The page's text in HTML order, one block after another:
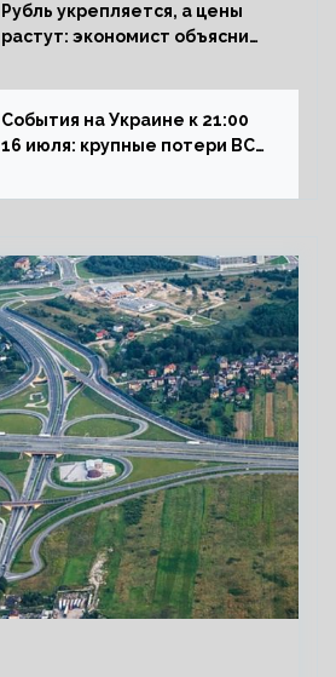
Рубль укрепляется, а цены
растут: экономист объяснил
на рынок РФ
События на Украине к 21:00
16 июля: крупные потери ВСУ
обстреливает Донбасс из